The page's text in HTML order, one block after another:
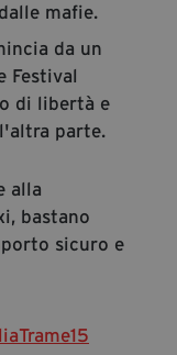
mafie.
da un
Festival
di libertà e
parte.
alla
bastano
sicuro e